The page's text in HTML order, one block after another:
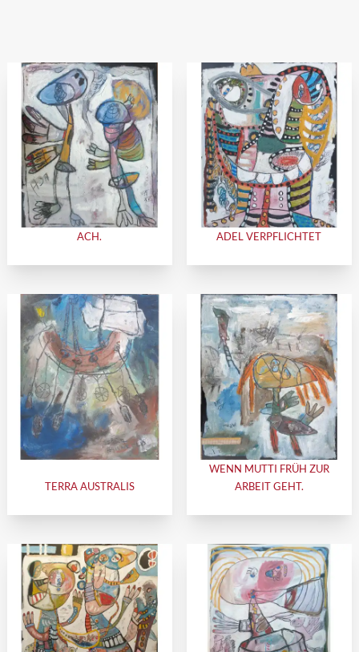
ACH. ADEL VERPFLICHTET
TERRA AUSTRALIS
WENN MUTTI FRÜH ZUR
ARBEIT GEHT.